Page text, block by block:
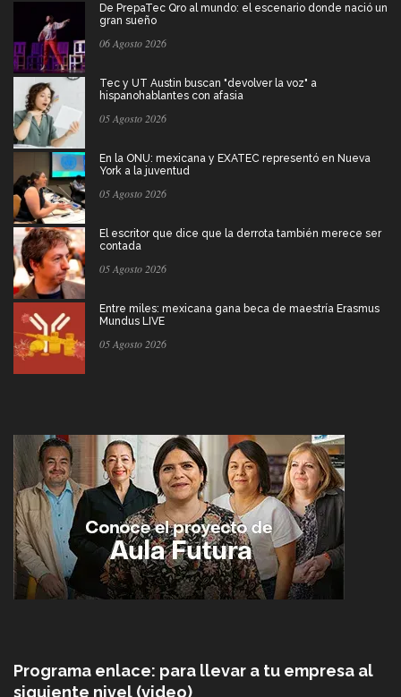
De PrepaTec Qro al mundo: el escenario donde nació un
gran sueño
06 Agosto 2026
Tec y UT Austin buscan "devolver la voz" a
hispanohablantes con afasia
05 Agosto 2026
En la ONU: mexicana y EXATEC representó en Nueva
York a la juventud
05 Agosto 2026
El escritor que dice que la derrota también merece ser
contada
05 Agosto 2026
Entre miles: mexicana gana beca de maestría Erasmus
Mundus LIVE
05 Agosto 2026
Programa enlace: para llevar a tu empresa al
siguiente nivel (video)